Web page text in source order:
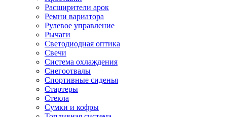
Расширители арок
Ремни вариатора
Рулевое управление
Рычаги
Светодиодная оптика
Свечи
Система охлаждения
Снегоотвалы
Спортивные сиденья
Стартеры
Стекла
Сумки и кофры